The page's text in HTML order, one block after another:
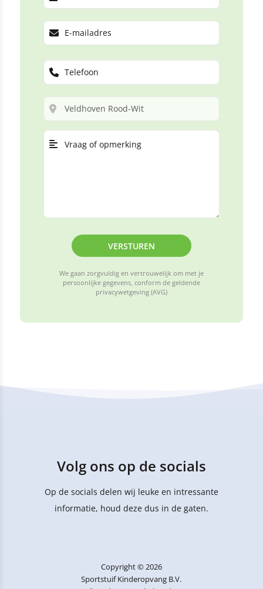
VERSTUREN
We gaan zorgvuldig en vertrouwelijk om met je
persoonlijke gegevens, conform de geldende
privacywetgeving (AVG)
Volg ons op de socials
Op de socials delen wij leuke en intressante
informatie, houd deze dus in de gaten.
Copyright © 2026
Sportstuif Kinderopvang B.V.